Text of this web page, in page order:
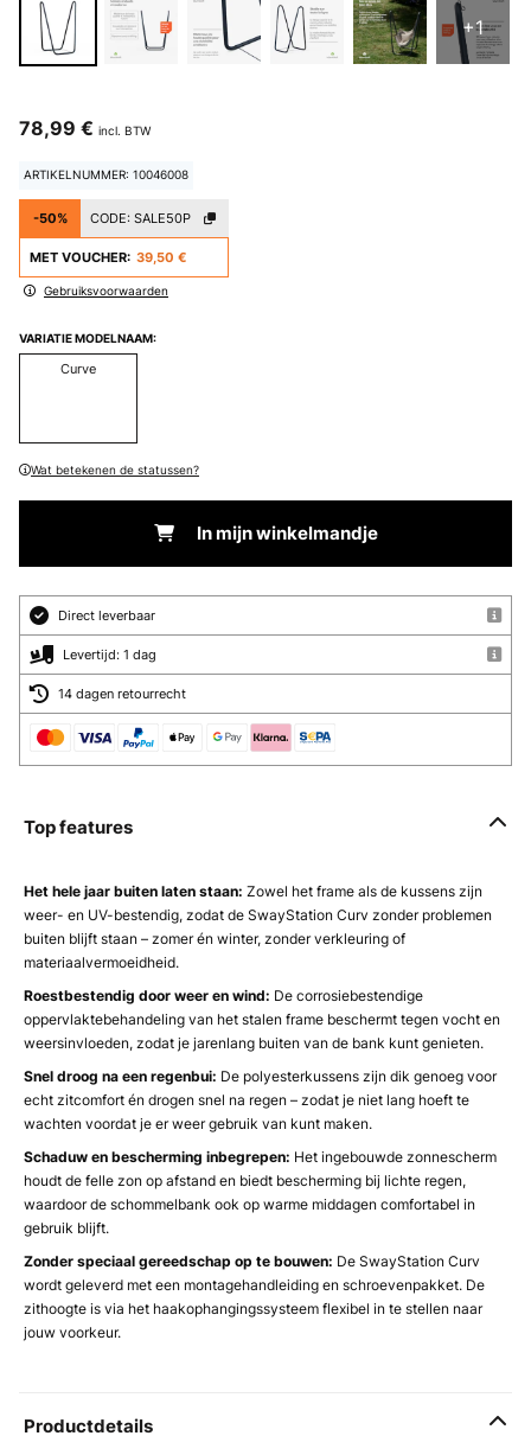
+1
78,99 € incl. BTW
ARTIKELNUMMER: 10046008
-50% CODE: SALE50P
MET VOUCHER: 39,50 €
Gebruiksvoorwaarden
VARIATIE MODELNAAM:
Curve
Wat betekenen de statussen?
In mijn winkelmandje
Direct leverbaar
Levertijd: 1 dag
14 dagen retourrecht
Top features
Het hele jaar buiten laten staan: Zowel het frame als de kussens zijn
weer- en UV-bestendig, zodat de SwayStation Curv zonder problemen
buiten blijft staan – zomer én winter, zonder verkleuring of
materiaalvermoeidheid.
Roestbestendig door weer en wind: De corrosiebestendige
oppervlaktebehandeling van het stalen frame beschermt tegen vocht en
weersinvloeden, zodat je jarenlang buiten van de bank kunt genieten.
Snel droog na een regenbui: De polyesterkussens zijn dik genoeg voor
echt zitcomfort én drogen snel na regen – zodat je niet lang hoeft te
wachten voordat je er weer gebruik van kunt maken.
Schaduw en bescherming inbegrepen: Het ingebouwde zonnescherm
houdt de felle zon op afstand en biedt bescherming bij lichte regen,
waardoor de schommelbank ook op warme middagen comfortabel in
gebruik blijft.
Zonder speciaal gereedschap op te bouwen: De SwayStation Curv
wordt geleverd met een montagehandleiding en schroevenpakket. De
zithoogte is via het haakophangingssysteem flexibel in te stellen naar
jouw voorkeur.
Productdetails